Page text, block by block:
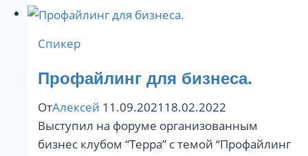
Russia
Спикер
Профайлинг для бизнеса.
ОтАлексей 11.09.2021 18.02.2022
Выступил на форуме организованным
бизнес клубом “Терра” с темой “Профайлинг